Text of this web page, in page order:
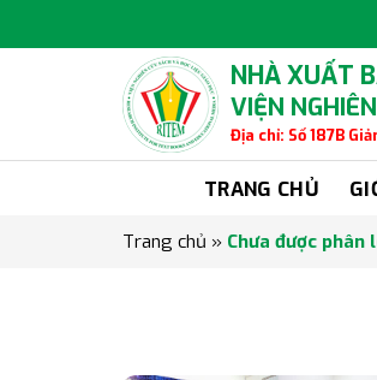
to
NHÀ XUẤT
VIỆN
Địa chỉ: Số 187B
TRANG CHỦ
Trang chủ » Chưa được phân